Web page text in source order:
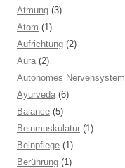
Atmung (3)
Atom (1)
Aufrichtung (2)
Aura (2)
Autonomes Nervensystem
Ayurveda (6)
Balance (5)
Beinmuskulatur (1)
Beinpflege (1)
Berührung (1)